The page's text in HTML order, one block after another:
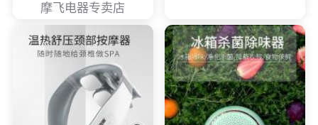
摩飞电器专卖店